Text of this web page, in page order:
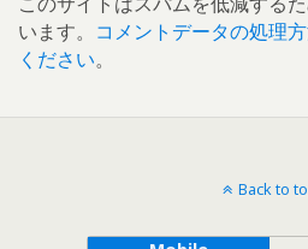
います。 コメントデータの処理
ください。
Back to